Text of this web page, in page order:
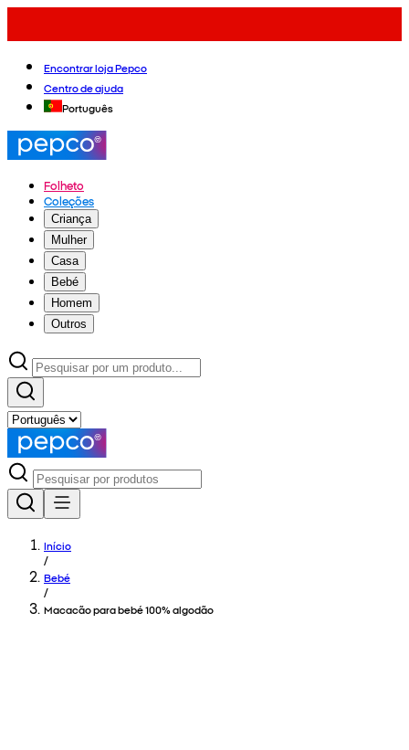
Encontrar loja Pepco
Centro de ajuda
Português
Folheto
Coleções
Criança
Mulher
Casa
Bebé
Homem
Outros
Início
/
Bebé
/
Macacão para bebé 100% algodão